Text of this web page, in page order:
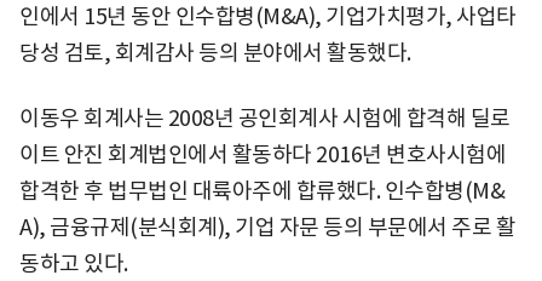
인에서 15년 동안 인수합병(M&A), 기업가치평가, 사업타
당성 검토, 회계감사 등의 분야에서 활동했다.
이동우 회계사는 2008년 공인회계사 시험에 합격해 딜로
이트 안진 회계법인에서 활동하다 2016년 변호사시험에
합격한 후 법무법인 대륙아주에 합류했다. 인수합병(M&
A), 금융규제(분식회계), 기업 자문 등의 부문에서 주로 활
동하고 있다.